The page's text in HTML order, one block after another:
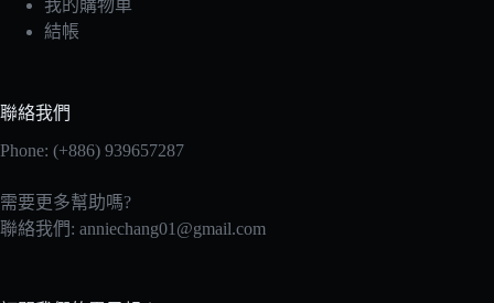
我的購物車
結帳
聯絡我們
Phone: (+886) 939657287
需要更多幫助嗎?
聯絡我們: anniechang01@gmail.com